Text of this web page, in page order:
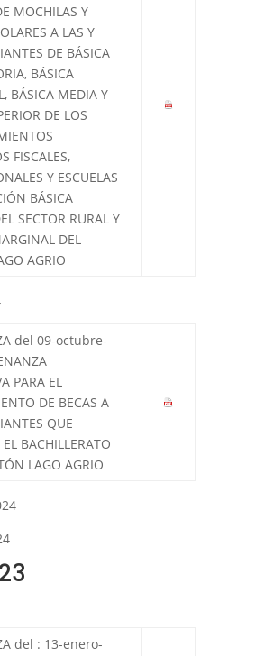
MOCHILAS Y
A LAS Y
DE BÁSICA
BÁSICA
BÁSICA MEDIA Y
DE LOS
FISCALES,
Y ESCUELAS
BÁSICA
SECTOR RURAL Y
DEL
AGRIO
del 09-octubre-
PARA EL
DE BECAS A
QUE
BACHILLERATO
LAGO AGRIO
del : 13-enero-